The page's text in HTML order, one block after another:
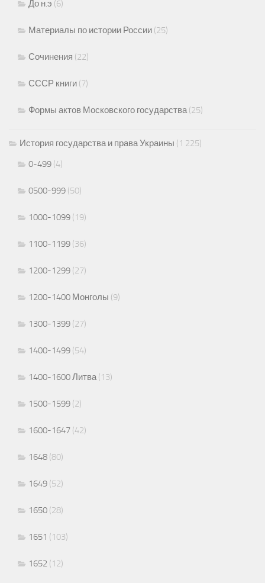
До н.э (6)
Материалы по истории России (25)
Сочинения (22)
СССР книги (7)
Формы актов Московского государства(25)
История государства и права Украины (1 225)
0-499 (4)
0500-999 (50)
1000-1099 (19)
1100-1199 (36)
1200-1299 (27)
1200-1400 Монголы (9)
1300-1399 (27)
1400-1499 (54)
1400-1600 Литва(13)
1500-1599 (2)
1600-1647 (42)
1648 (80)
1649 (52)
1650 (28)
1651 (103)
1652 (12)